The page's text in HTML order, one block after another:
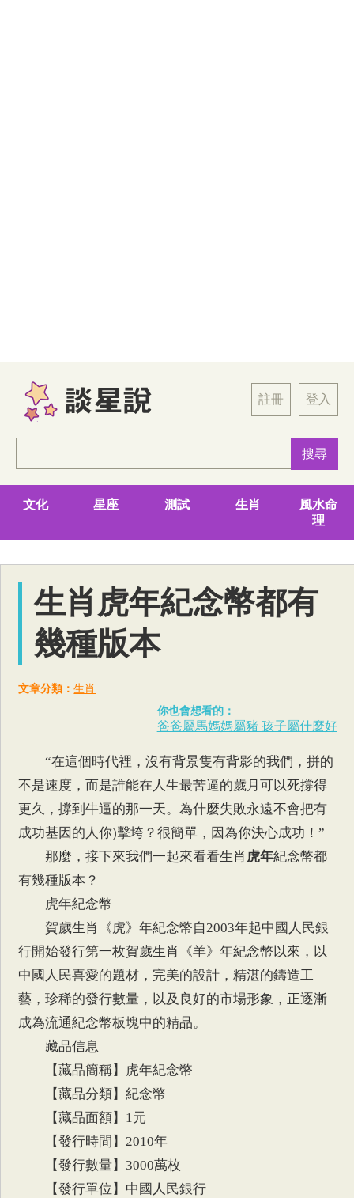
註冊 登入
文化 星座 測試 生肖
風水命
理
生肖虎年紀念幣都有
幾種版本
文章分類：生肖
你也會想看的：
爸爸屬馬媽媽屬豬 孩子屬什麼好
“在這個時代裡，沒有背景隻有背影的我們，拼的
不是速度，而是誰能在人生最苦逼的歲月可以死撐得
更久，撐到牛逼的那一天。為什麼失敗永遠不會把有
成功基因的人你)擊垮？很簡單，因為你決心成功！”
那麼，接下來我們一起來看看生肖 虎年紀念幣都
有幾種版本？
虎年紀念幣
賀歲生肖《虎》年紀念幣自2003年起中國人民銀
行開始發行第一枚賀歲生肖《羊》年紀念幣以來，以
中國人民喜愛的題材，完美的設計，精湛的鑄造工
藝，珍稀的發行數量，以及良好的市場形象，正逐漸
成為流通紀念幣板塊中的精品。
藏品信息
【藏品簡稱】虎年紀念幣
【藏品分類】紀念幣
【藏品面額】1元
【發行時間】2010年
【發行數量】3000萬枚
【發行單位】中國人民銀行